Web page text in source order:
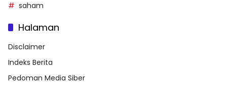
saham
Halaman
Disclaimer
Indeks Berita
Pedoman Media Siber